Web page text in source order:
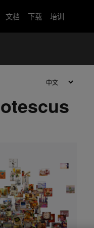
文档 下载 培训